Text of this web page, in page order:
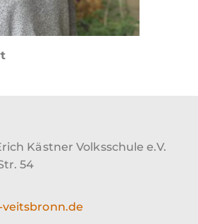
Kästner Volksschule e.V.
54